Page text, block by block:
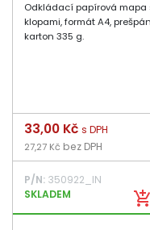
Odkládací papírová mapa
klopami, formát A4,
karton 335 g.
add_shopping_cart
Cena
33,00 Kč s DPH
27,27 Kč bez DPH
P/N: 350922_IN
SKLADEM